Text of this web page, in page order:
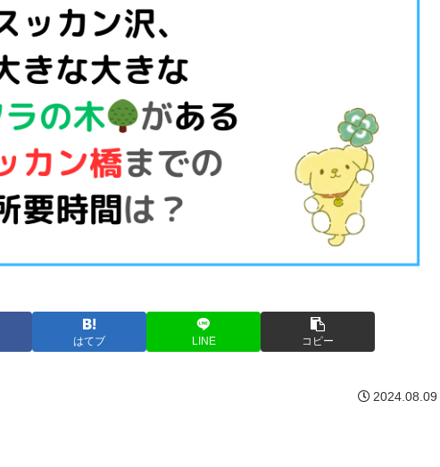
はてブ LINE コピー
2024.08.09